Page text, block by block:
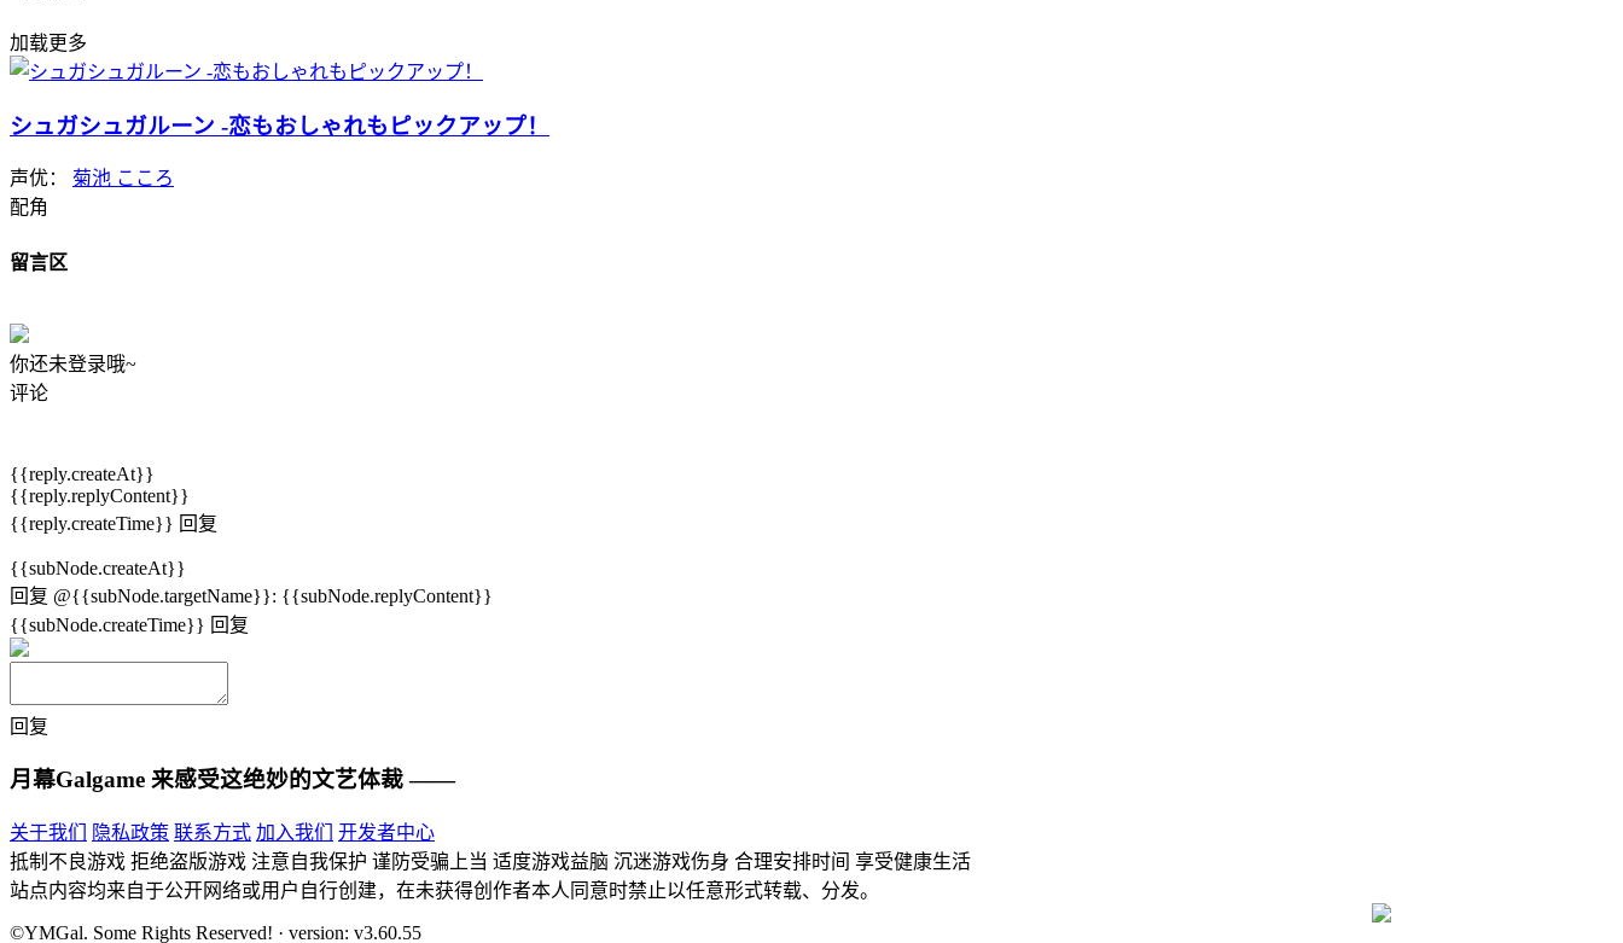
加载更多
シュガシュガルーン -恋もおしゃれもピックアップ！
声优： 菊池 こころ
配角
留言区
你还未登录哦~
评论
{{reply.createAt}}
{{reply.replyContent}}
{{reply.createTime}} 回复
{{subNode.createAt}}
回复 @{{subNode.targetName}}: {{subNode.replyContent}}
{{subNode.createTime}} 回复
回复
月幕Galgame 来感受这绝妙的文艺体裁 ——
关于我们 隐私政策 联系方式 加入我们
开发者中心
抵制不良游戏 拒绝盗版游戏 注意自我保护 谨防受骗上当 适度游戏益脑 沉迷游戏伤身 合理安排时间 享受健康生活
站点内容均来自于公开网络或用户自行创建，在未获得创作者本人同意时禁止以任意形式转载、分发。
©YMGal. Some Rights Reserved! · version: v3.60.55